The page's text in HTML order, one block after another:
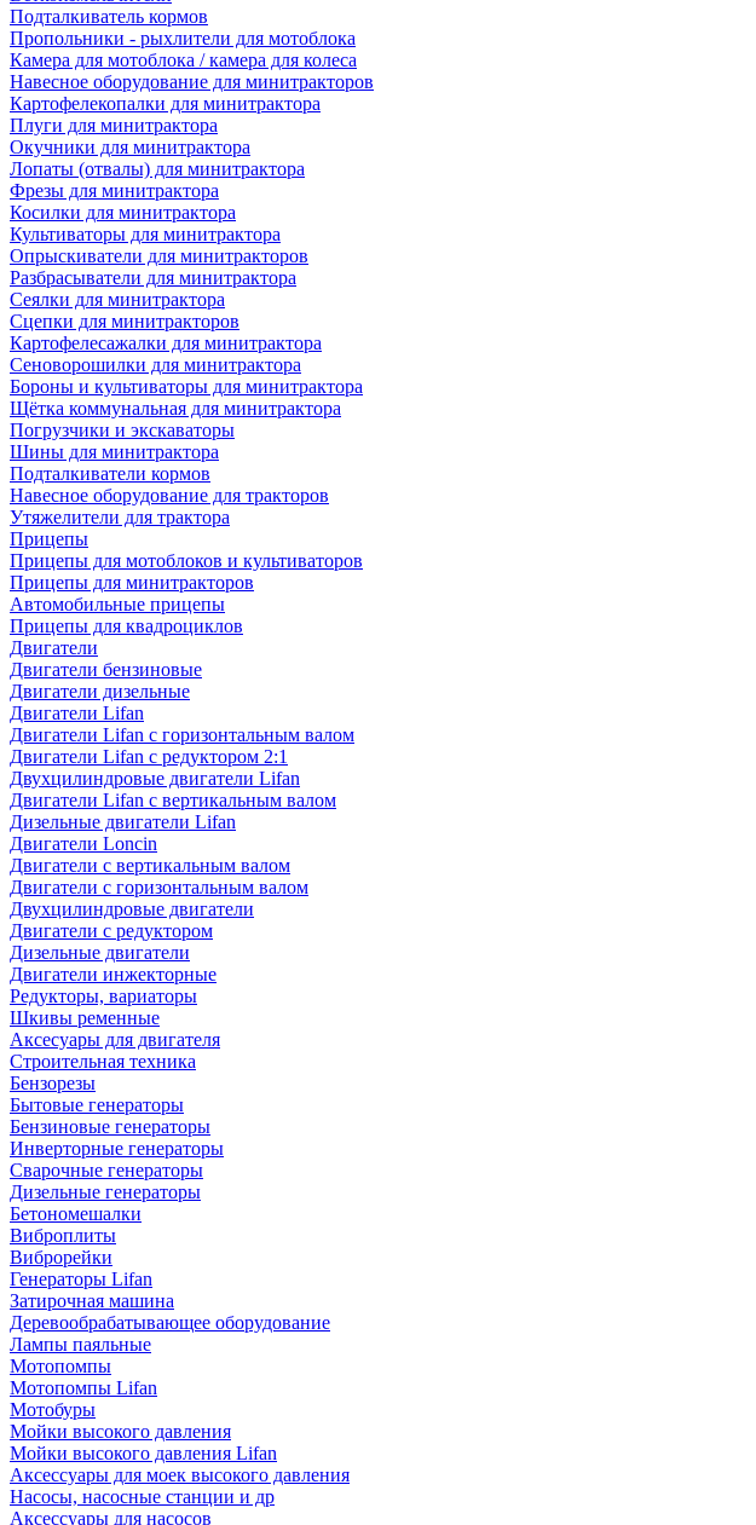
Подталкиватель кормов
Пропольники - рыхлители для мотоблока
Камера для мотоблока / камера для колеса
Навесное оборудование для минитракторов
Картофелекопалки для минитрактора
Плуги для минитрактора
Окучники для минитрактора
Лопаты (отвалы) для минитрактора
Фрезы для минитрактора
Косилки для минитрактора
Культиваторы для минитрактора
Опрыскиватели для минитракторов
Разбрасыватели для минитрактора
Сеялки для минитрактора
Сцепки для минитракторов
Картофелесажалки для минитрактора
Сеноворошилки для минитрактора
Бороны и культиваторы для минитрактора
Щётка коммунальная для минитрактора
Погрузчики и экскаваторы
Шины для минитрактора
Подталкиватели кормов
Навесное оборудование для тракторов
Утяжелители для трактора
Прицепы
Прицепы для мотоблоков и культиваторов
Прицепы для минитракторов
Автомобильные прицепы
Прицепы для квадроциклов
Двигатели
Двигатели бензиновые
Двигатели дизельные
Двигатели Lifan
Двигатели Lifan с горизонтальным валом
Двигатели Lifan с редуктором 2:1
Двухцилиндровые двигатели Lifan
Двигатели Lifan с вертикальным валом
Дизельные двигатели Lifan
Двигатели Loncin
Двигатели с вертикальным валом
Двигатели с горизонтальным валом
Двухцилиндровые двигатели
Двигатели с редуктором
Дизельные двигатели
Двигатели инжекторные
Редукторы, вариаторы
Шкивы ременные
Аксесуары для двигателя
Строительная техника
Бензорезы
Бытовые генераторы
Бензиновые генераторы
Инверторные генераторы
Сварочные генераторы
Дизельные генераторы
Бетономешалки
Виброплиты
Виброрейки
Генераторы Lifan
Затирочная машина
Деревообрабатывающее оборудование
Лампы паяльные
Мотопомпы
Мотопомпы Lifan
Мотобуры
Мойки высокого давления
Мойки высокого давления Lifan
Аксессуары для моек высокого давления
Насосы, насосные станции и др
Аксессуары для насосов